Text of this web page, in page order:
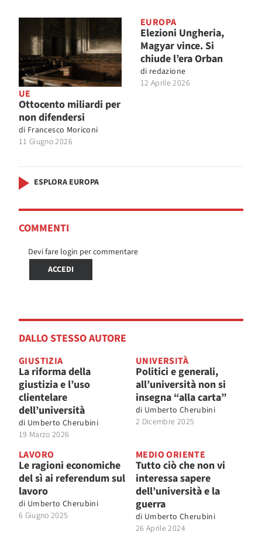
UE
Ottocento miliardi per
non difendersi
di Francesco Moriconi
11 Giugno 2026
EUROPA
Elezioni Ungheria,
Magyar vince. Si
chiude l’era Orban
di redazione
12 Aprile 2026
ESPLORA EUROPA
COMMENTI
Devi fare login per commentare
ACCEDI
DALLO STESSO AUTORE
GIUSTIZIA
La riforma della
giustizia e l’uso
clientelare
dell’università
di Umberto Cherubini
19 Marzo 2026
UNIVERSITÀ
Politici e generali,
all’università non si
insegna “alla carta”
di Umberto Cherubini
2 Dicembre 2025
LAVORO
Le ragioni economiche
del sì ai referendum sul
lavoro
di Umberto Cherubini
6 Giugno 2025
MEDIO ORIENTE
Tutto ciò che non vi
interessa sapere
dell’università e la
guerra
di Umberto Cherubini
26 Aprile 2024